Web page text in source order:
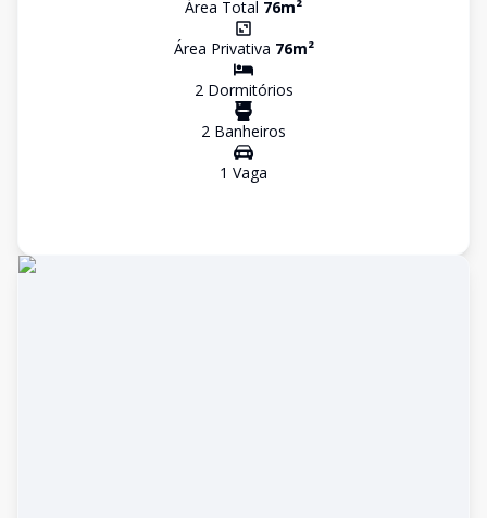
Área Total 76m²
Área Privativa 76m²
2Dormitórios
2 Banheiros
1 Vaga